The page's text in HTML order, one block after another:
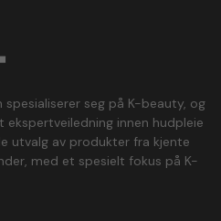
seg på K-beauty, og
innen hudpleie
utvalg av produkter fra kjente
med et spesielt fokus på K-